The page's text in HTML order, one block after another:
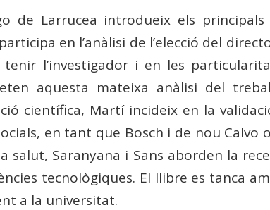
de Larrucea introdueix els
en l’anàlisi de l’elecció del
tenir l’investigador i en les
aquesta mateixa anàlisi del
científica, Martí incideix en la
en tant que Bosch i de nou
salut, Saranyana i Sans aborden la
tecnològiques. El llibre es tanca
a la universitat.